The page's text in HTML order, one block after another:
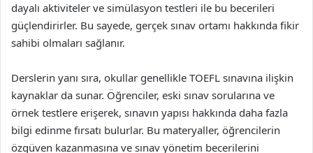
dayalı aktiviteler ve simülasyon testleri ile bu becerileri
güçlendirirler. Bu sayede, gerçek sınav ortamı hakkında fikir
sahibi olmaları sağlanır.
Derslerin yanı sıra, okullar genellikle TOEFL sınavına ilişkin
kaynaklar da sunar. Öğrenciler, eski sınav sorularına ve
örnek testlere erişerek, sınavın yapısı hakkında daha fazla
bilgi edinme fırsatı bulurlar. Bu materyaller, öğrencilerin
özgüven kazanmasına ve sınav yönetim becerilerini